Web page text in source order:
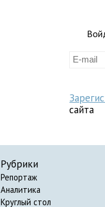
сайта
Рубрики
Репортаж
Аналитика
Круглый стол